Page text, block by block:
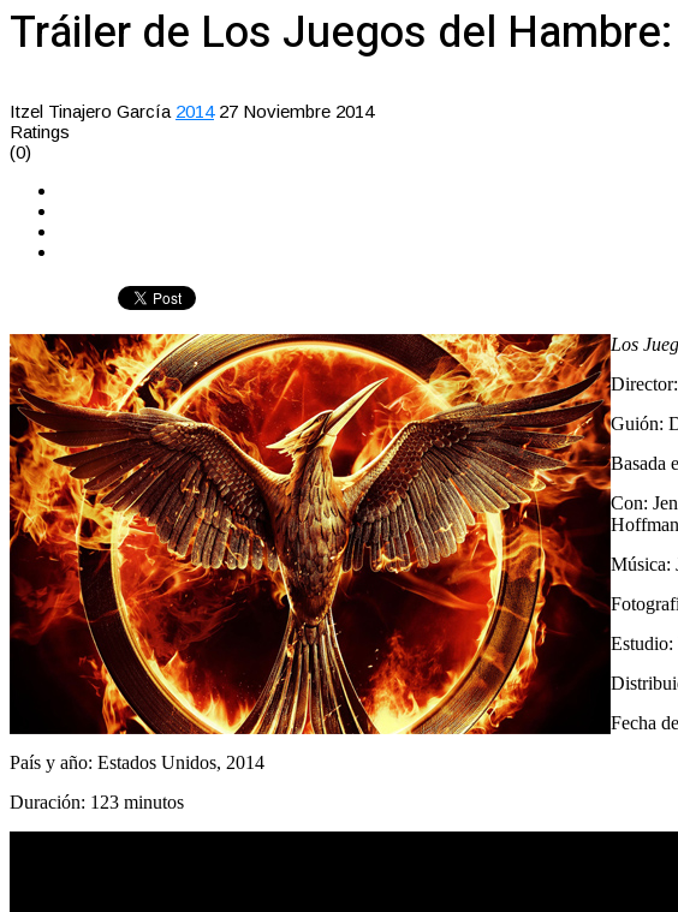
Tráiler de Los Juegos del
Itzel Tinajero García 2014 27 Noviembre 2014
Ratings
(0)
Los
Guión:
Basada
Con:
Música:
Estudio:
Fecha
País y año: Estados Unidos, 2014
Duración: 123 minutos